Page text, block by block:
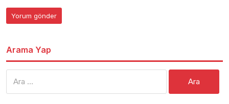
Arama Yap